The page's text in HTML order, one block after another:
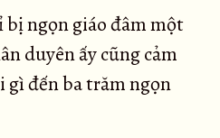
bị ngọn giáo đâm một
duyên ấy cũng cảm
gì đến ba trăm ngọn